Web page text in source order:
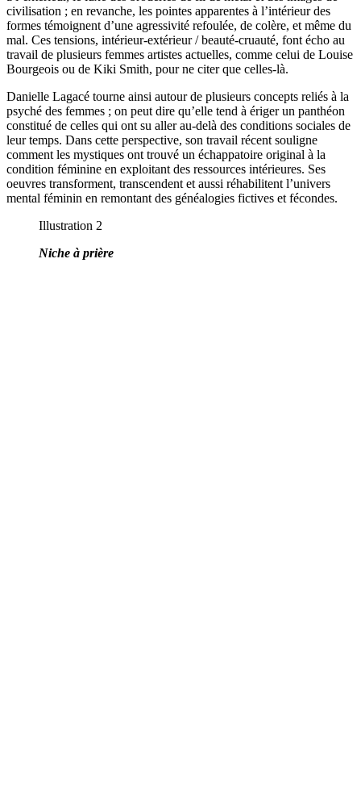
civilisation ; en revanche, les pointes apparentes à l’intérieur des
formes témoignent d’une agressivité refoulée, de colère, et même du
mal. Ces tensions, intérieur-extérieur / beauté-cruauté, font écho au
travail de plusieurs femmes artistes actuelles, comme celui de Louise
Bourgeois ou de Kiki Smith, pour ne citer que celles-là.
Danielle Lagacé tourne ainsi autour de plusieurs concepts reliés à la
psyché des femmes ; on peut dire qu’elle tend à ériger un panthéon
constitué de celles qui ont su aller au-delà des conditions sociales de
leur temps. Dans cette perspective, son travail récent souligne
comment les mystiques ont trouvé un échappatoire original à la
condition féminine en exploitant des ressources intérieures. Ses
oeuvres transforment, transcendent et aussi réhabilitent l’univers
mental féminin en remontant des généalogies fictives et fécondes.
Illustration 2
Niche à prière